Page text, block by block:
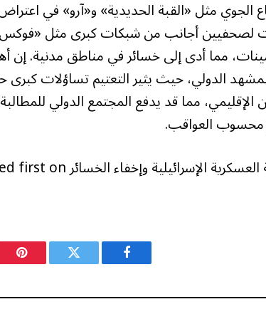
الجوي مثل «القبة الحديدية» و«آرو» في
مما أدى إلى خسائر في مناطق مدنية. إن
الدولي، حيث يثير التعتيم تساؤلات
الإقليمي، مما قد يدفع المجتمع الدولي
محسوب العواقب.
فيسبوك تويتر